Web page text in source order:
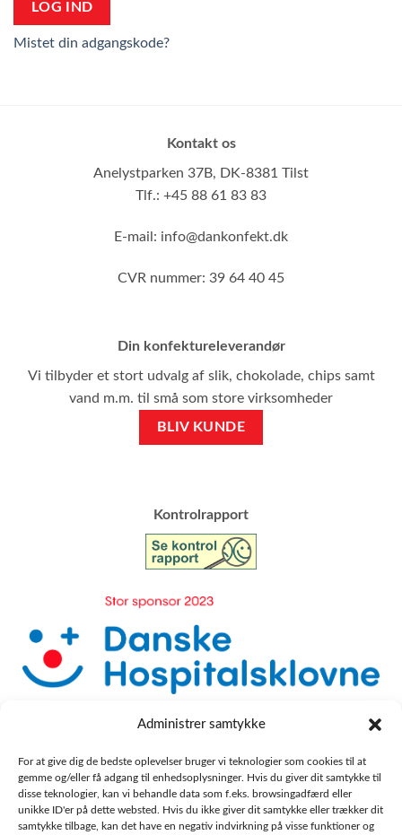
Administrer samtykke
For at give dig de bedste oplevelser bruger vi teknologier som cookies til at
gemme og/eller få adgang til enhedsoplysninger. Hvis du giver dit samtykke til
disse teknologier, kan vi behandle data som f.eks. browsingadfærd eller
unikke ID'er på dette websted. Hvis du ikke giver dit samtykke eller trækker dit
samtykke tilbage, kan det have en negativ indvirkning på visse funktioner og
LOG IND
Mistet din adgangskode?
Kontakt os
Anelystparken 37B, DK-8381 Tilst
Tlf.: +45 88 61 83 83
E-mail: info@dankonfekt.dk
CVR nummer: 39 64 40 45
Din konfektureleverandør
Vi tilbyder et stort udvalg af slik, chokolade, chips samt
vand m.m. til små som store virksomheder
BLIV KUNDE
​Kontrolrapport